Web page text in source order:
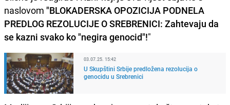
naslovom "BLOKADERSKA OPOZICIJA PODNELA
PREDLOG REZOLUCIJE O SREBRENICI: Zahtevaju da
se kazni svako ko "negira genocid"!"
03.07.25. 15:42
U Skupštini Srbije predložena rezolucija o
genocidu u Srebrenici